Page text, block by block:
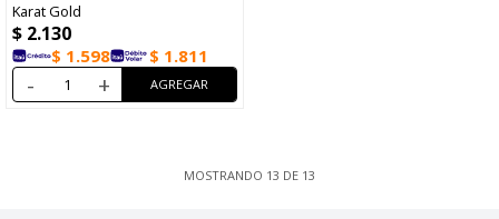
Karat Gold
$ 2.130
$ 1.598 $ 1.811
- +
MOSTRANDO 13 DE 13